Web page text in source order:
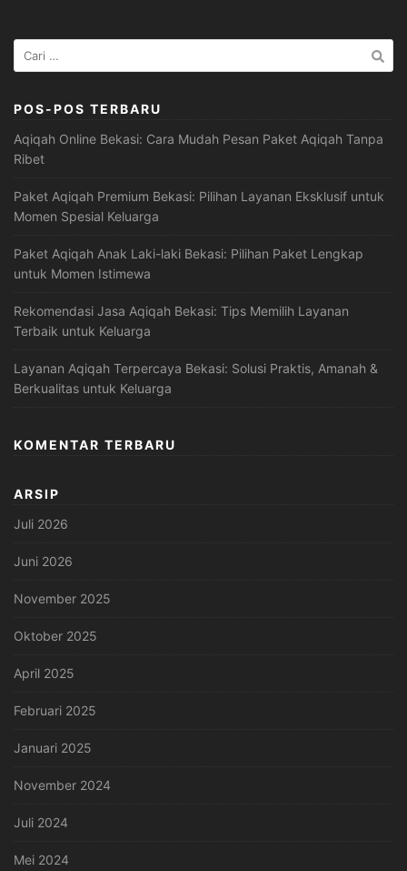
Cari
untuk:
POS-POS TERBARU
Aqiqah Online Bekasi: Cara Mudah Pesan Paket Aqiqah Tanpa
Ribet
Paket Aqiqah Premium Bekasi: Pilihan Layanan Eksklusif untuk
Momen Spesial Keluarga
Paket Aqiqah Anak Laki-laki Bekasi: Pilihan Paket Lengkap
untuk Momen Istimewa
Rekomendasi Jasa Aqiqah Bekasi: Tips Memilih Layanan
Terbaik untuk Keluarga
Layanan Aqiqah Terpercaya Bekasi: Solusi Praktis, Amanah &
Berkualitas untuk Keluarga
KOMENTAR TERBARU
ARSIP
Juli 2026
Juni 2026
November 2025
Oktober 2025
April 2025
Februari 2025
Januari 2025
November 2024
Juli 2024
Mei 2024